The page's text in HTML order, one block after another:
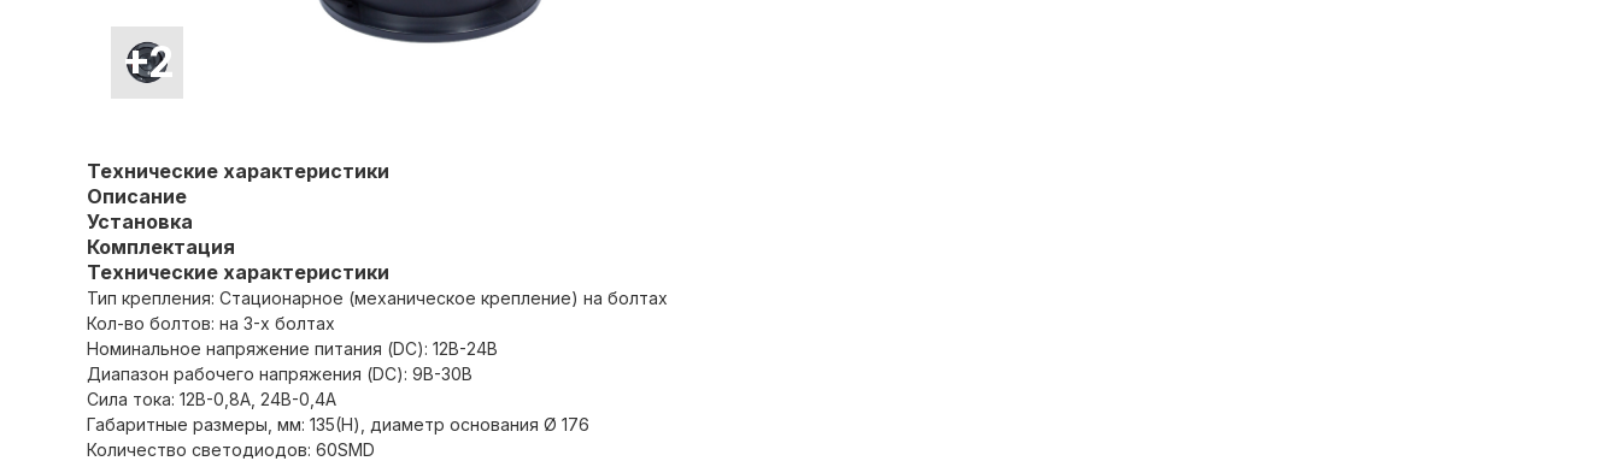
Технические характеристики
Описание
Установка
Комплектация
Технические характеристики
Тип крепления: Стационарное (механическое крепление) на болтах
Кол-во болтов: на 3-х болтах
Номинальное напряжение питания (DC): 12В-24В
Диапазон рабочего напряжения (DC): 9В-30В
Сила тока: 12В-0,8А, 24В-0,4А
Габаритные размеры, мм: 135(H), диаметр основания Ø 176
Количество светодиодов: 60SMD